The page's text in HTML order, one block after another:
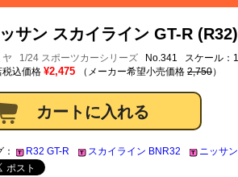
サン スカイライン GT-R
ヤ 1/24 スポーツカーシリーズ No.341 スケール：
税込価格 ¥2,475 （メーカー希望小売価格 2,750）
： R32 GT-R スカイライン BNR32 ニッサ
ページへ
ージへ
ページへ
ページへ
ムページへ